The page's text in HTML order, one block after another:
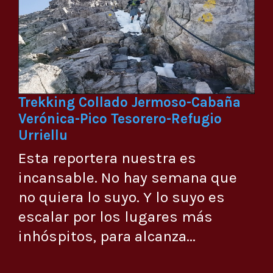
Trekking Collado Jermoso-Cabaña
Verónica-Pico Tesorero-Refugio
Urriellu
Esta reportera nuestra es
incansable. No hay semana que
no quiera lo suyo. Y lo suyo es
escalar por los lugares más
inhóspitos, para alcanza...